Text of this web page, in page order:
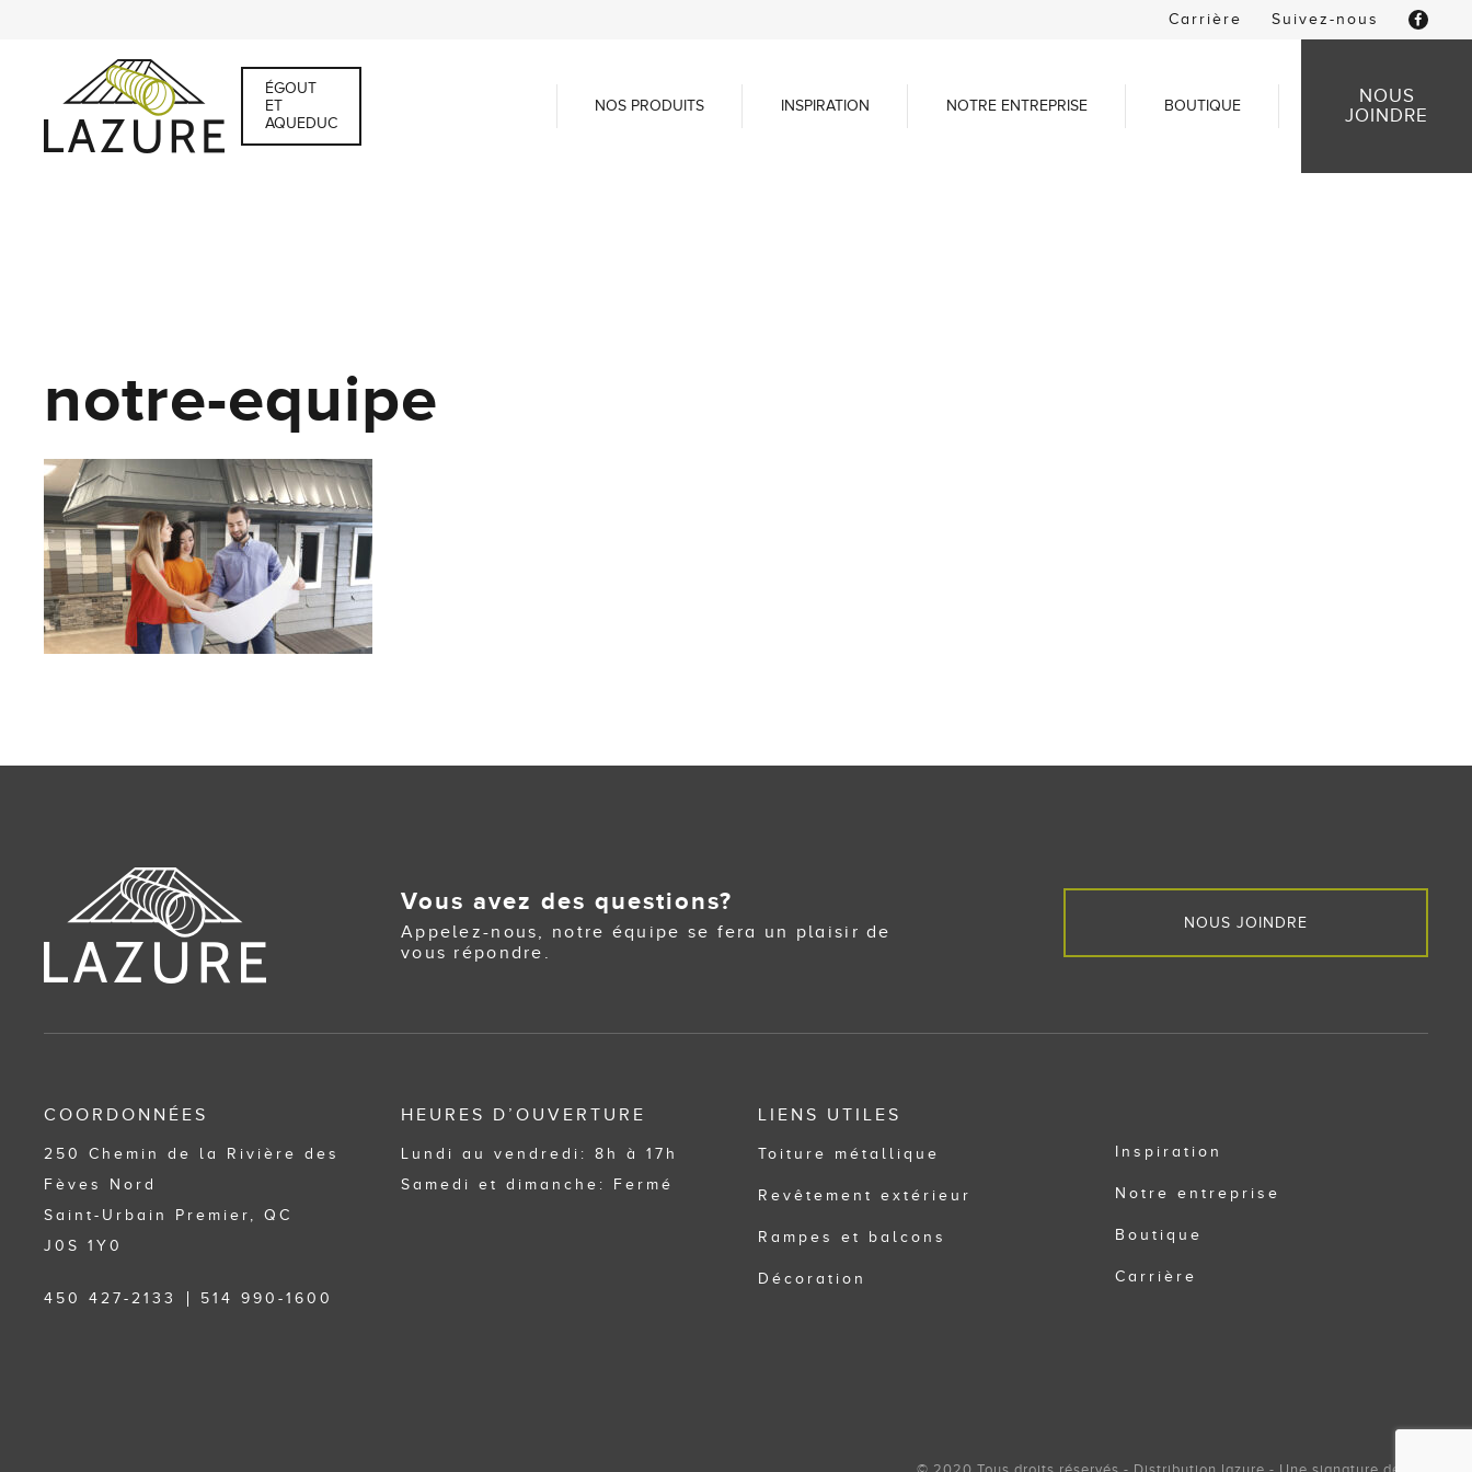
Carrière Suivez-nous
ÉGOUT
ET
AQUEDUC
NOS PRODUITS INSPIRATION NOTRE ENTREPRISE BOUTIQUE
NOUS
JOINDRE
notre-equipe
Vous avez des questions?
Appelez-nous, notre équipe se fera un plaisir de
vous répondre.
NOUS JOINDRE
COORDONNÉES
250 Chemin de la Rivière des
Fèves Nord
Saint-Urbain Premier, QC
J0S 1Y0
450 427-2133 514 990-1600
HEURES D’OUVERTURE
Lundi au vendredi: 8h à 17h
Samedi et dimanche: Fermé
LIENS UTILES
Toiture métallique
Revêtement extérieur
Rampes et balcons
Décoration
Inspiration
Notre entreprise
Boutique
Carrière